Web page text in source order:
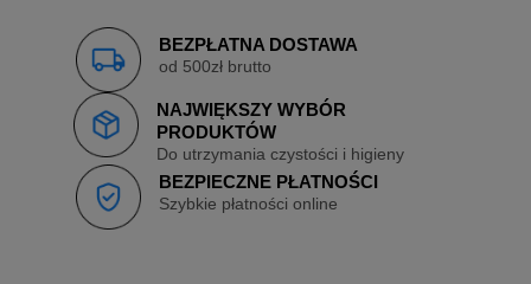
BEZPŁATNA DOSTAWA
od 500zł brutto
NAJWIĘKSZY WYBÓR
PRODUKTÓW
Do utrzymania czystości i higieny
BEZPIECZNE PŁATNOŚCI
Szybkie płatności online